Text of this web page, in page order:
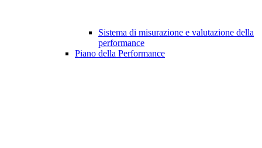
Sistema di misurazione e valutazione della
performance
Piano della Performance